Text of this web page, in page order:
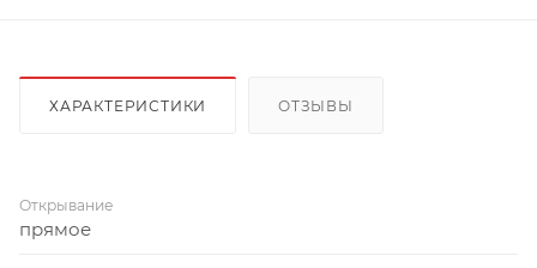
ХАРАКТЕРИСТИКИ ОТЗЫВЫ
Открывание
прямое